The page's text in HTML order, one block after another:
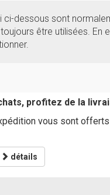
ci-dessous sont
être utilisées. En
profitez de la
vous sont
détails